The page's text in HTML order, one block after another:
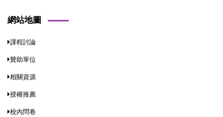
網站地圖
課程討論
贊助單位
相關資源
授權推薦
校內問卷